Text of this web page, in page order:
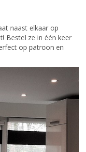
naast elkaar op
Bestel ze in één keer
op patroon en